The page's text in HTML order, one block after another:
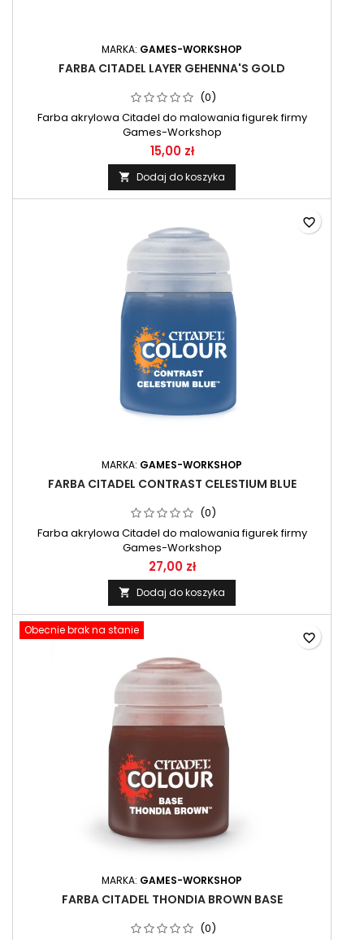
MARKA: GAMES-WORKSHOP
FARBA CITADEL LAYER GEHENNA'S GOLD
(0)
Farba akrylowa Citadel do malowania figurek firmy
Games-Workshop
15,00 zł
 Dodaj do koszyka
MARKA: GAMES-WORKSHOP
FARBA CITADEL CONTRAST CELESTIUM BLUE
(0)
Farba akrylowa Citadel do malowania figurek firmy
Games-Workshop
27,00 zł
 Dodaj do koszyka
favorite_border
Obecnie brak na stanie
MARKA: GAMES-WORKSHOP
FARBA CITADEL THONDIA BROWN BASE
(0)
favorite_border